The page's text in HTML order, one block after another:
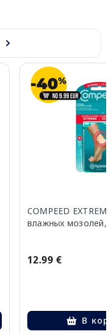
COMPEED
влажных мозолей,
12.99 €
В